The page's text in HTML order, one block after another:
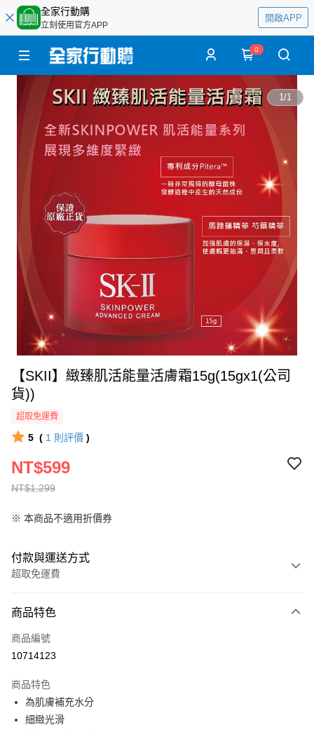
全家行動購
立刻使用官方APP
開啟APP
0
1/1
【SKII】緻臻肌活能量活膚霜15g(15gx1(公司
貨))
超取免運費
5 ( 1 則評價 )
NT$1,299
NT$599
※ 本商品不適用折價券
付款與運送方式
超取免運費
全家線上支付
超商取貨付款
運送方式
全家取貨付款
免運費
商品特色
商品編號
10714123
商品特色
為肌膚補充水分
細緻光滑